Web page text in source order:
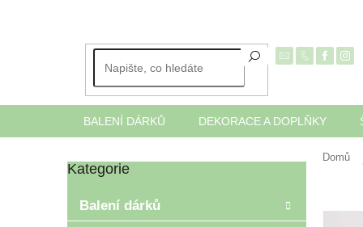
BALENÍ DÁRKŮ DEKORACE A DOPLŇKY
Domů
P
Přeskočit
Kategorie
Balení dárků